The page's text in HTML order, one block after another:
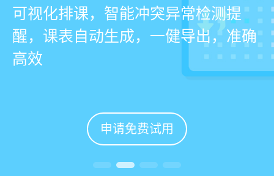
统
有效提升运营管理效率45%
申请免费试用
可视化排课，智能冲突异常检测提
醒，课表自动生成，一健导出，准确
高效
申请免费试用
学员签到同步扣减课时，老师带课量
自动统计、汇总，数据清晰可查免扯
皮
申请免费试用
一部手机链接教师、学员、家长，沟
通互动零距离，服务贴心铸口碑促续
费
申请免费试用